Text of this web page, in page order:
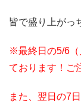
皆で盛り上がっ
※最終日の5/6（
ております！ご
また、翌日の7